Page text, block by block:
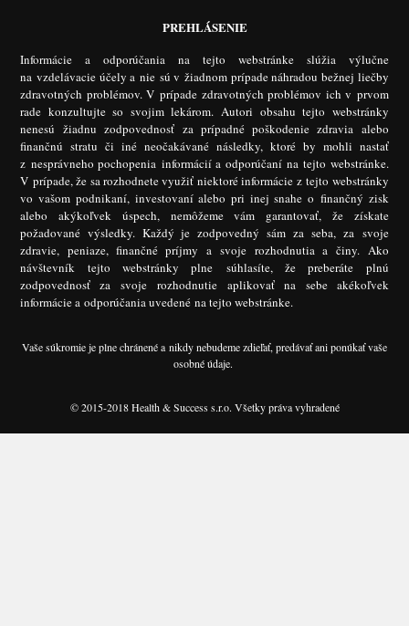
PREHLÁSENIE
Informácie a odporúčania na tejto webstránke slúžia výlučne
na vzdelávacie účely a nie sú v žiadnom prípade náhradou bežnej liečby
zdravotných problémov. V prípade zdravotných problémov ich v prvom
rade konzultujte so svojim lekárom. Autori obsahu tejto webstránky
nenesú žiadnu zodpovednosť za prípadné poškodenie zdravia alebo
finančnú stratu či iné neočakávané následky, ktoré by mohli nastať
z nesprávneho pochopenia informácií a odporúčaní na tejto webstránke.
V prípade, že sa rozhodnete využiť niektoré informácie z tejto webstránky
vo vašom podnikaní, investovaní alebo pri inej snahe o finančný zisk
alebo akýkoľvek úspech, nemôžeme vám garantovať, že získate
požadované výsledky. Každý je zodpovedný sám za seba, za svoje
zdravie, peniaze, finančné príjmy a svoje rozhodnutia a činy. Ako
návštevník tejto webstránky plne súhlasíte, že preberáte plnú
zodpovednosť za svoje rozhodnutie aplikovať na sebe akékoľvek
informácie a odporúčania uvedené na tejto webstránke.
Vaše súkromie je plne chránené a nikdy nebudeme zdieľať, predávať ani ponúkať vaše
osobné údaje.
© 2015-2018 Health & Success s.r.o. Všetky práva vyhradené